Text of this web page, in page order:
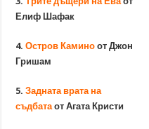
Елиф Шафак
4.Остров Камино от Джон
Гришам
5.Задната врата на
съдбатаот Агата Кристи